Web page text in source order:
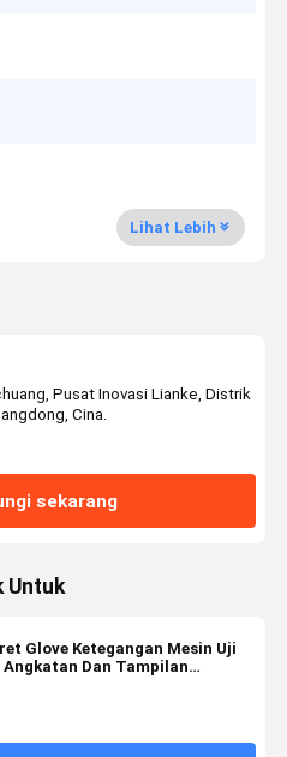
Lihat Lebih
Pusat Inovasi Lianke, Distrik
Cina.
sekarang
Untuk
Glove Ketegangan Mesin Uji
Angkatan Dan Tampilan